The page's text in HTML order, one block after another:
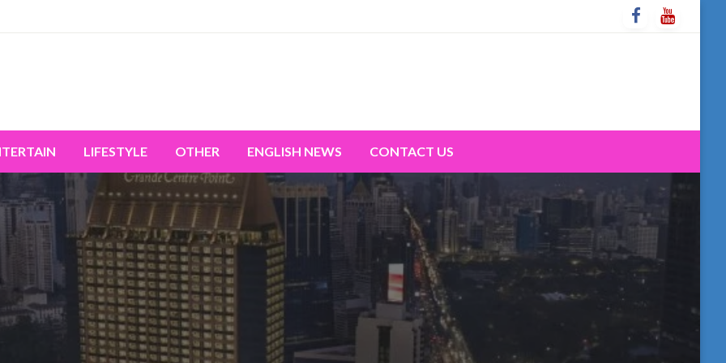
LIFESTYLE OTHER ENGLISH NEWS CONTACT US